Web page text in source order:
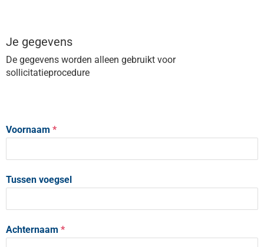
Je gegevens
De gegevens worden alleen gebruikt voor
sollicitatieprocedure
Voornaam *
Tussen voegsel
Achternaam *